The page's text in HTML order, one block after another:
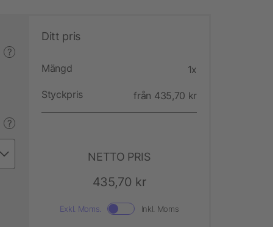
?
?
Ditt pris
Mängd 1x
Styckpris från 435,70 kr
NETTO PRIS
435,70 kr
Exkl. Moms. Inkl. Moms